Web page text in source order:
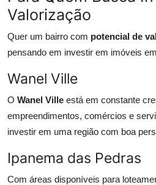
Valorização
Quer um bairro com potencial de
pensando em investir em imóveis
Wanel Ville
O Wanel Ville está em constante
empreendimentos, comércios e
investir em uma região com boa
Ipanema das Pedras
Com áreas disponíveis para